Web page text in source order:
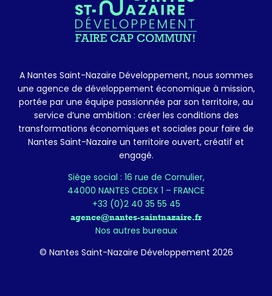
A Nantes Saint-Nazaire Développement, nous sommes
une agence de développement économique à mission,
portée par une équipe passionnée par son territoire, au
service d’une ambition : créer les conditions des
transformations économiques et sociales pour faire de
Nantes Saint-Nazaire un territoire ouvert, créatif et
engagé.
Siège social : 16 rue de Cornulier,
44000 NANTES CEDEX 1 – FRANCE
+33 (0)2 40 35 55 45
agence@nantes-saintnazaire.fr
Nos autres bureaux
© Nantes Saint-Nazaire Développement 2026